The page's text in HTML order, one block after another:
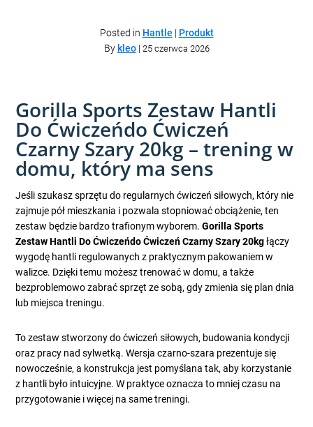
Posted in Hantle | Produkt
By kleo| 25 czerwca 2026
Gorilla Sports Zestaw Hantli
Do Ćwiczeńdo Ćwiczeń
Czarny Szary 20kg – trening w
domu, który ma sens
Jeśli szukasz sprzętu do regularnych ćwiczeń siłowych, który nie
zajmuje pół mieszkania i pozwala stopniować obciążenie, ten
zestaw będzie bardzo trafionym wyborem.Gorilla Sports
Zestaw Hantli Do Ćwiczeńdo Ćwiczeń Czarny Szary 20kgłączy
wygodę hantli regulowanych z praktycznym pakowaniem w
walizce. Dzięki temu możesz trenować w domu, a także
bezproblemowo zabrać sprzęt ze sobą, gdy zmienia się plan dnia
lub miejsca treningu.
To zestaw stworzony do ćwiczeń siłowych, budowania kondycji
oraz pracy nad sylwetką. Wersja czarno-szara prezentuje się
nowocześnie, a konstrukcja jest pomyślana tak, aby korzystanie
z hantli było intuicyjne. W praktyce oznacza to mniej czasu na
przygotowanie i więcej na same treningi.